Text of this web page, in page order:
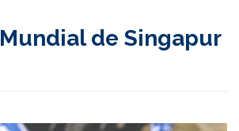
Mundial de Singapur